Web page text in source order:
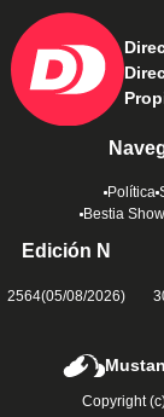
Política
Bestia
Edición N
2564(05/08/2026)
Copyright